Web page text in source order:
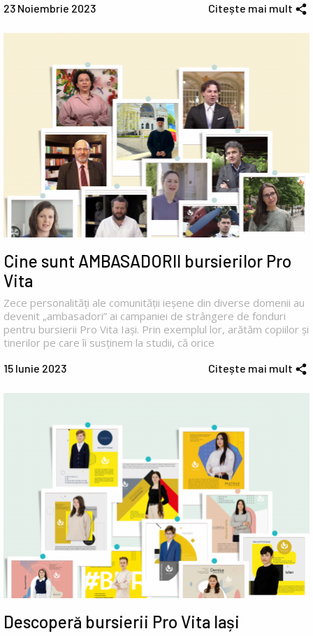
23 Noiembrie 2023 Citește mai mult
Cine sunt AMBASADORII bursierilor Pro
Vita
Zece personalități ale comunității ieșene din diverse domenii au
devenit „ambasadori” ai campaniei de strângere de fonduri
pentru bursierii Pro Vita Iași. Prin exemplul lor, arătăm copiilor și
tinerilor pe care îi susținem la studii, că orice
15 Iunie 2023 Citește mai mult
Descoperă bursierii Pro Vita Iași